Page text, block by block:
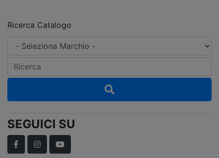
Ricerca Catalogo
SEGUICI SU
FacebookInstagramYouTube